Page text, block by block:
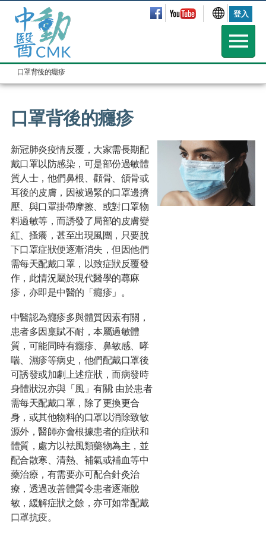
登入
口罩背後的癮疹
口罩背後的癮疹
新冠肺炎疫情反覆，大家需長期配
戴口罩以防感染，可是部份過敏體
質人士，他們鼻根、顴骨、頜骨或
耳後的皮膚，因被過緊的口罩邊擠
壓、與口罩掛帶摩擦、或對口罩物
料過敏等，而誘發了局部的皮膚變
紅、搔癢，甚至出現風團，只要脫
下口罩症狀便逐漸消失，但因他們
需每天配戴口罩，以致症狀反覆發
作，此情況屬於現代醫學的蕁麻
疹，亦即是中醫的「癮疹」。
中醫認為癮疹多與體質因素有關，
患者多因稟賦不耐，本屬過敏體
質，可能同時有癮疹、鼻敏感、哮
喘、濕疹等病史，他們配戴口罩後
可誘發或加劇上述症狀，而病發時
身體狀況亦與「風」有關; 由於患者
需每天配戴口罩，除了更換更合
身，或其他物料的口罩以消除致敏
源外，醫師亦會根據患者的症狀和
體質，處方以袪風類藥物為主，並
配合散寒、清熱、補氣或補血等中
藥治療，有需要亦可配合針灸治
療，透過改善體質令患者逐漸脫
敏，緩解症狀之餘，亦可如常配戴
口罩抗疫。